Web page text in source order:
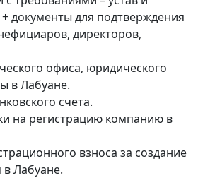
документы для подтверждения
директоров,
офиса, юридического
в Лабуане.
счета.
на регистрацию компанию в
взноса за создание
Лабуане.